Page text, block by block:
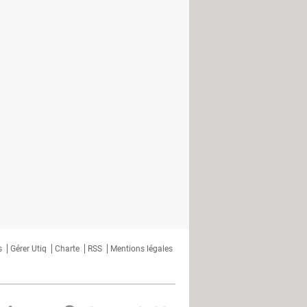
les plus attendus
des promos en 2023
pour tous, même hors
sur Xbox
nature, Rockstar réagit
à la condensation !
le nouveau modèle disponible en
jeu portable avec un vrai GPU
Gérer Utiq Charte RSS
Mentions légales